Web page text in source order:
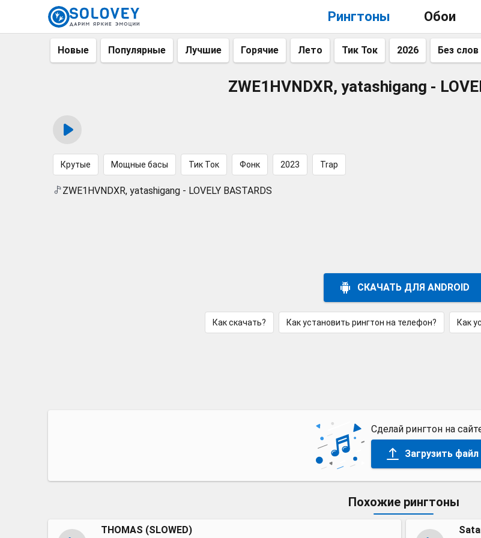
Рингтоны Обои
Новые Популярные Лучшие Горячие Лето Тик Ток 2026 Без слов
ZWE1HVNDXR, yatashigang -
Крутые Мощные басы Тик Ток Фонк 2023 Trap
ZWE1HVNDXR, yatashigang - LOVELY BASTARDS
СКАЧАТЬ ДЛЯ ANDROID
Как скачать? Как установить рингтон на телефон? Как
Сделай рингтон на
Загрузить файл
Похожие рингтоны
THOMAS (SLOWED)